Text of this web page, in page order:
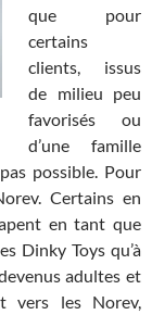
que pour
certains
clients, issus
de milieu peu
favorisés ou
d’une famille
possible. Pour
Certains en
en tant que
Dinky Toys qu’à
adultes et
vers les Norev,